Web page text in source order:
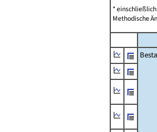
*
Methodische